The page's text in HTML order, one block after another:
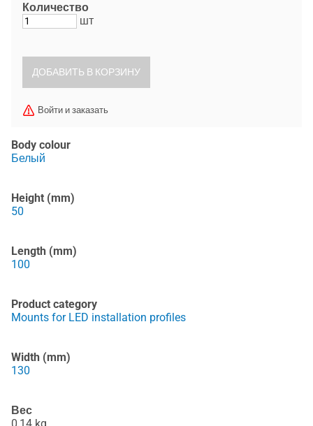
Количество
шт
Войти и заказать
Body colour
Белый
Height (mm)
50
Length (mm)
100
Product category
Mounts for LED installation profiles
Width (mm)
130
Вес